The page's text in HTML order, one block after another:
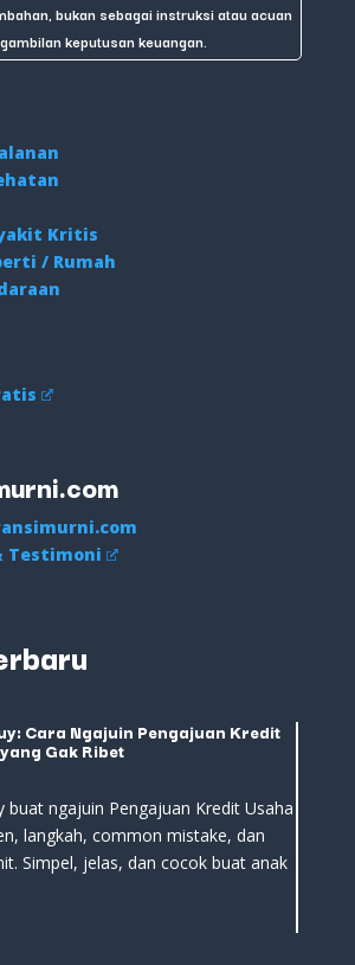
bukan sebagai instruksi atau acuan
keputusan keuangan.
Kritis
/ Rumah
Testimoni
Cara Ngajuin Pengajuan Kredit
Gak Ribet
buat ngajuin Pengajuan Kredit Usaha
langkah, common mistake, dan
Simpel, jelas, dan cocok buat anak